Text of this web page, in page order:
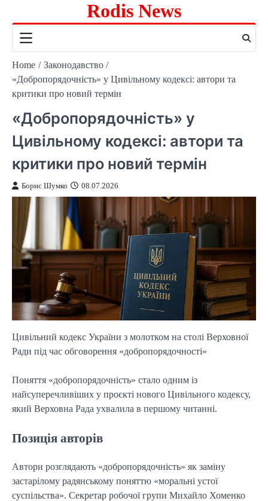
content
Rodis News
Home
Законодавство
«Добропорядочність» у Цивільному кодексі: автори та
критики про новий термін
«Добропорядочність» у
Цивільному кодексі: автори та
критики про новий термін
Борис Шумко 08.07.2026
Цивільний кодекс України з молотком на столі Верховної
Ради під час обговорення «добропорядочності»
Поняття «добропорядочність» стало одним із
найсуперечливіших у проєкті нового Цивільного кодексу,
який Верховна Рада ухвалила в першому читанні.
Позиція авторів
Автори розглядають «добропорядочність» як заміну
застарілому радянському поняттю «моральні устої
суспільства». Секретар робочої групи Михайло Хоменко